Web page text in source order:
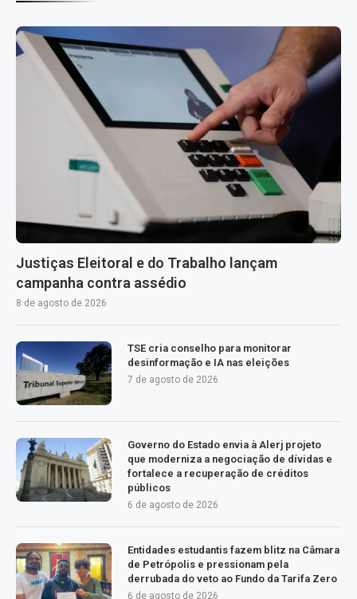
Justiças Eleitoral e do Trabalho lançam
campanha contra assédio
8 de agosto de 2026
TSE cria conselho para monitorar
desinformação e IA nas eleições
7 de agosto de 2026
Governo do Estado envia à Alerj projeto
que moderniza a negociação de dívidas e
fortalece a recuperação de créditos
públicos
6 de agosto de 2026
Entidades estudantis fazem blitz na Câmara
de Petrópolis e pressionam pela
derrubada do veto ao Fundo da Tarifa Zero
6 de agosto de 2026